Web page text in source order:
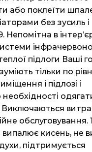
або поклеїти
без зусиль і
Непомітна в
підлоги Ваші
тільки по
і підлозі і
необхідності
Виключаються
обслуговування.
кисень, не
підтримується